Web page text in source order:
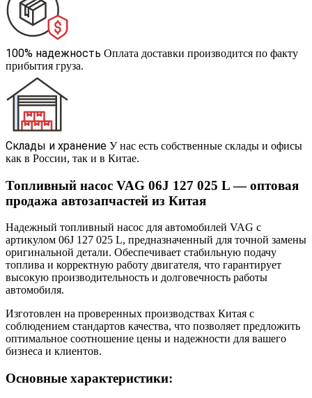
100% надежность Оплата доставки производится по факту
прибытия груза.
Склады и хранение У нас есть собственные склады и офисы
как в России, так и в Китае.
Топливный насос VAG 06J 127 025 L — оптовая
продажа автозапчастей из Китая
Надежный топливный насос для автомобилей VAG с
артикулом 06J 127 025 L, предназначенный для точной замены
оригинальной детали. Обеспечивает стабильную подачу
топлива и корректную работу двигателя, что гарантирует
высокую производительность и долговечность работы
автомобиля.
Изготовлен на проверенных производствах Китая с
соблюдением стандартов качества, что позволяет предложить
оптимальное соотношение цены и надежности для вашего
бизнеса и клиентов.
Основные характеристики: